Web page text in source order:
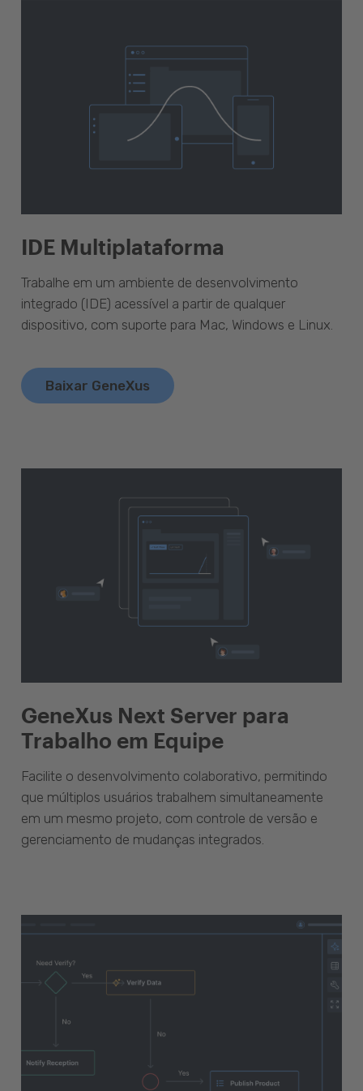
IDE Multiplataforma
Trabalhe em um ambiente de desenvolvimento
integrado (IDE) acessível a partir de qualquer
dispositivo, com suporte para Mac, Windows e Linux.
Baixar GeneXus
GeneXus Next Server para
Trabalho em Equipe
Facilite o desenvolvimento colaborativo, permitindo
que múltiplos usuários trabalhem simultaneamente
em um mesmo projeto, com controle de versão e
gerenciamento de mudanças integrados.